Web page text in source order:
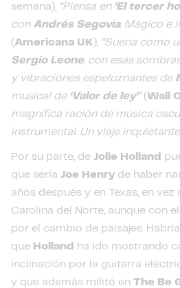
semana), “Piensa en ‘El tercer
con Andrés Segovia. Mágico e
( Americana UK ), “Suena como
Sergio Leone, con esas
y vibraciones espeluznantes de
musical de ‘Valor de ley’”( Wall
magnífica ración de música
instrumental. Un viaje
Por su parte, de Jolie Holland
que sería Joe Henry de haber
años después y en Texas, en
Carolina del Norte, aunque con
por el cambio de paisajes.
que Holland
ha ido mostrando
inclinación por la guitarra
y que además militó en The Be